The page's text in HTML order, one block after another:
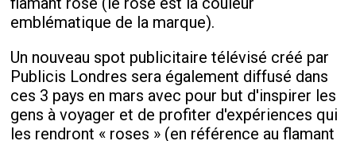
emblématique de la marque).
Un nouveau spot publicitaire télévisé créé par
Publicis Londres sera également diffusé dans
ces 3 pays en mars avec pour but d'inspirer les
gens à voyager et de profiter d'expériences qui
les rendront « roses » (en référence au flamant